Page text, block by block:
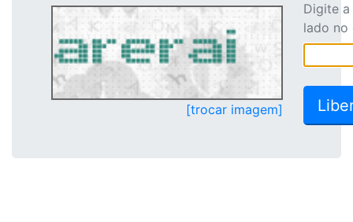
[trocar imagem]
Digite
lado no